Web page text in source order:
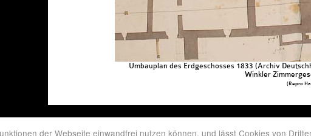
der Webseite einwandfrei nutzen können, und lässt Cookies von
Umbauplan des Erdgeschosses 1833 (Archiv
Winkler
(Repro